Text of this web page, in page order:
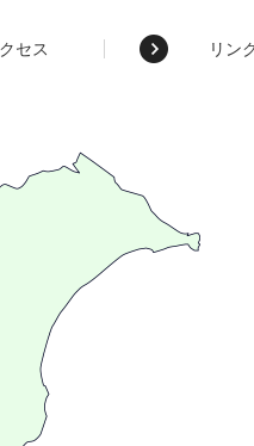
セス リン